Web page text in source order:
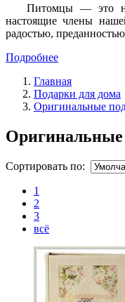
Питомцы — это
настоящие члены
радостью,
Подробнее
Главная
Подарки для дома
Оригинальные
Оригинальные
Сортировать по:
1
2
3
всё